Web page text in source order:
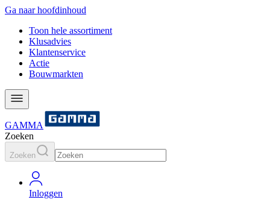
Ga naar hoofdinhoud
Toon hele assortiment
Klusadvies
Klantenservice
Actie
Bouwmarkten
GAMMA
Zoeken
Zoeken
Inloggen